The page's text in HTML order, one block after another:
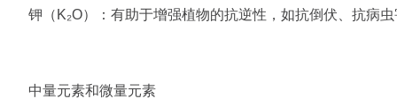
钾（K₂O）：有助于增强植物的抗逆性，如抗倒伏、抗病
中量元素和微量元素